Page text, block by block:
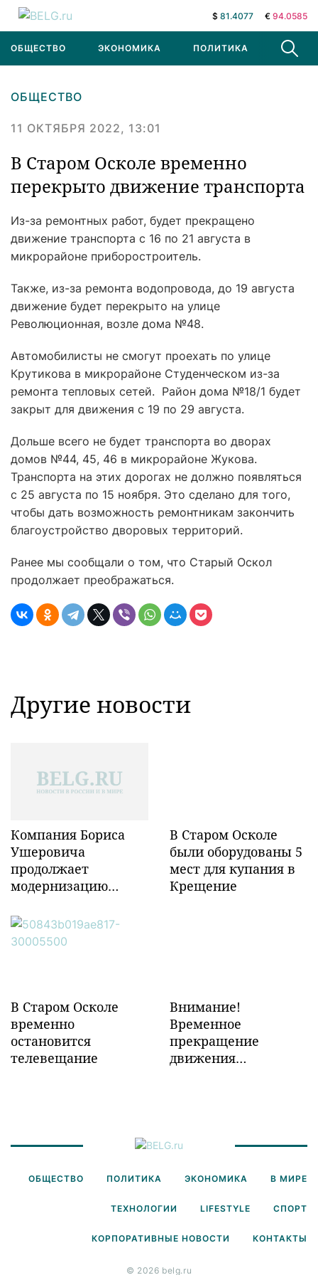
$ 81.4077 € 94.0585
ОБЩЕСТВО ЭКОНОМИКА ПОЛИТИКА В МИРЕ
ОБЩЕСТВО
11 ОКТЯБРЯ 2022, 13:01
В Старом Осколе временно
перекрыто движение транспорта
Из-за ремонтных работ, будет прекращено
движение транспорта с 16 по 21 августа в
микрорайоне приборостроитель.
Также, из-за ремонта водопровода, до 19 августа
движение будет перекрыто на улице
Революционная, возле дома №48.
Автомобилисты не смогут проехать по улице
Крутикова в микрорайоне Студенческом из-за
ремонта тепловых сетей. Район дома №18/1 будет
закрыт для движения с 19 по 29 августа.
Дольше всего не будет транспорта во дворах
домов №44, 45, 46 в микрорайоне Жукова.
Транспорта на этих дорогах не должно появляться
с 25 августа по 15 ноября. Это сделано для того,
чтобы дать возможность ремонтникам закончить
благоустройство дворовых территорий.
Ранее мы сообщали о том, что Старый Оскол
продолжает преображаться.
Другие новости
Компания Бориса
Ушеровича
продолжает
модернизацию
инфраструктуры в
Забайкалье
В Старом Осколе
были оборудованы 5
мест для купания в
Крещение
В Старом Осколе
временно
остановится
телевещание
Внимание!
Временное
прекращение
движения
ОБЩЕСТВО ПОЛИТИКА ЭКОНОМИКА В МИРЕ
ТЕХНОЛОГИИ LIFESTYLE СПОРТ
КОРПОРАТИВНЫЕ НОВОСТИ КОНТАКТЫ
© 2026 belg.ru